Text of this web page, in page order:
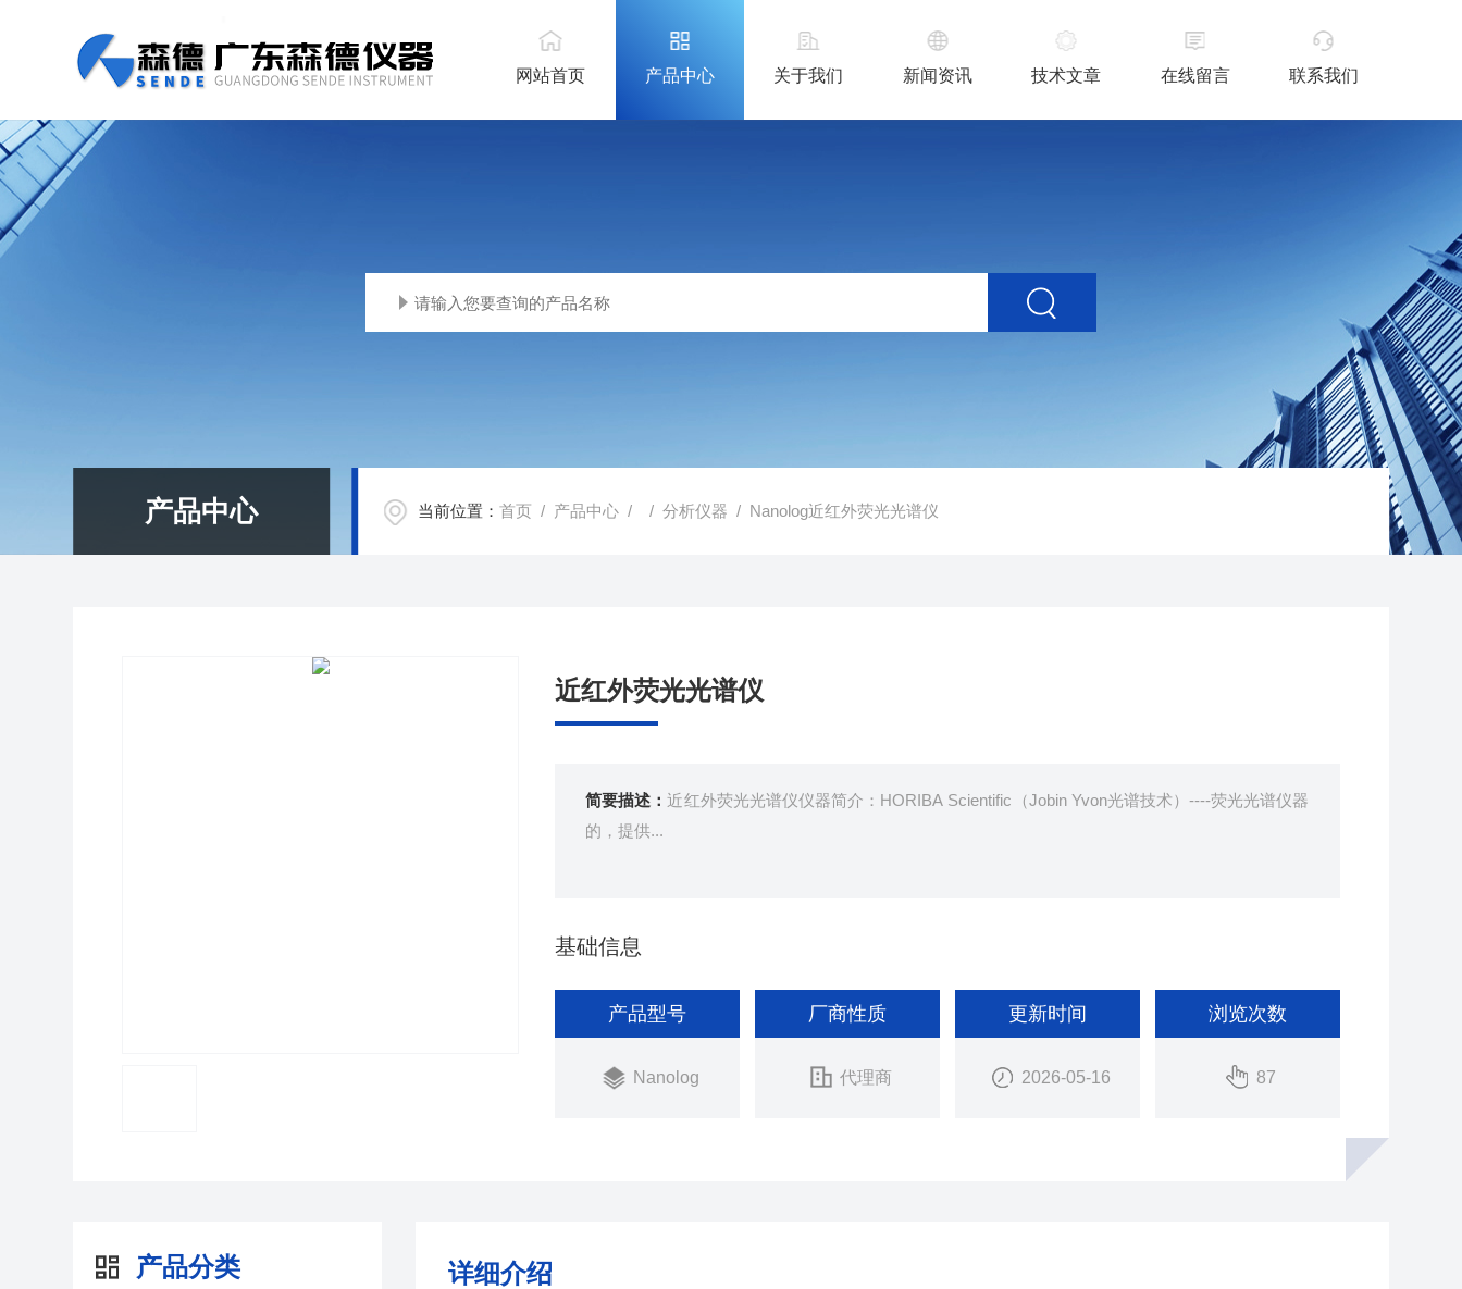
网站首页 产品中心 关于我们 新闻资讯 技术文章 在线留言 联系我们
产品中心 当前位置：首页 / 产品中心 / /分析仪器 / Nanolog近红外荧光光谱仪
近红外荧光光谱仪
简要描述：近红外荧光光谱仪仪器简介：HORIBA Scientific（Jobin Yvon光谱技术）----荧光光谱仪器
的，提供...
基础信息
产品型号
Nanolog
厂商性质
代理商
更新时间
2026-05-16
浏览次数
87
产品分类 详细介绍